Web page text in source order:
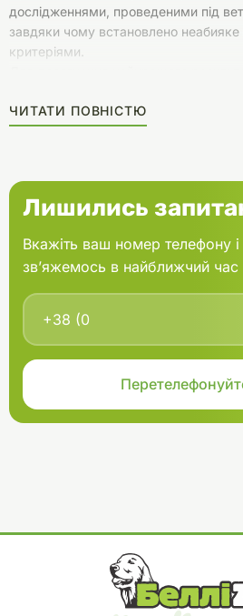
дослідженнями, проведеними під
завдяки чому встановлено неабияке
критеріями.
поєднувати шампунь Atop 7 зі
ЧИТАТИ ПОВНІСТЮ
Лишились
Вкажіть ваш номер телефону
зв’яжемось в найближчий час